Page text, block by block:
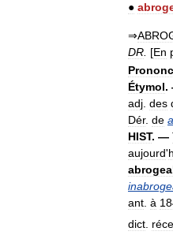
●
⇒
DR [En
Prononc
Étymol.
adj des
Dér. de
HIST. —
aujourd'
ant à
dict